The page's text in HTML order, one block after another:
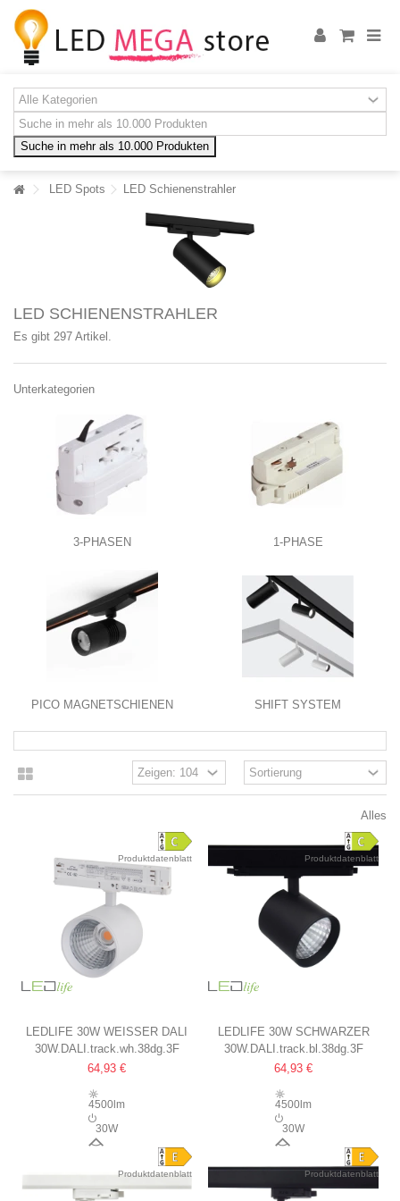
Suche in mehr als 10.000 Produkten
LED Spots LED Schienenstrahler
LED SCHIENENSTRAHLER
Es gibt 297 Artikel.
Unterkategorien
3-PHASEN 1-PHASE
PICO MAGNETSCHIENEN SHIFT SYSTEM
Alles
Produktdatenblatt
LEDLIFE 30W WEISSER DALI S
CHIENENSTRAHLER
RA 90, 38 GRAD, 3-PHASEN
30W.DALI.track.wh.38dg.3F
64,93 €
4500lm
30W
Produktdatenblatt
LEDLIFE 30W SCHWARZER
DALI SCHIENENSTRAHLER
RA 90, 38 GRAD, 3-PHASEN
30W.DALI.track.bl.38dg.3F
64,93 €
4500lm
30W
Produktdatenblatt Produktdatenblatt